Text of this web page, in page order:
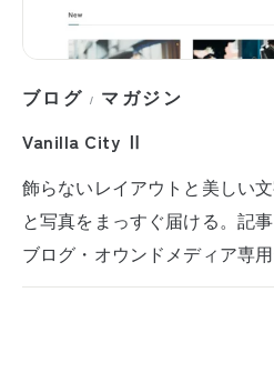
ブログ / マガジン
Vanilla City Ⅱ
飾らないレイアウトと美しい
と写真をまっすぐ届ける。記
ブログ・オウンドメディア専